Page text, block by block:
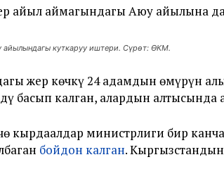
айыл аймагындагы Аюу айылына
айылындагы куткаруу иштери. Сүрөт: ӨКМ.
жер көчкү 24 адамдын өмүрүн
басып калган, алардын
кырдаалдар министрлиги бир
бойдон калган.